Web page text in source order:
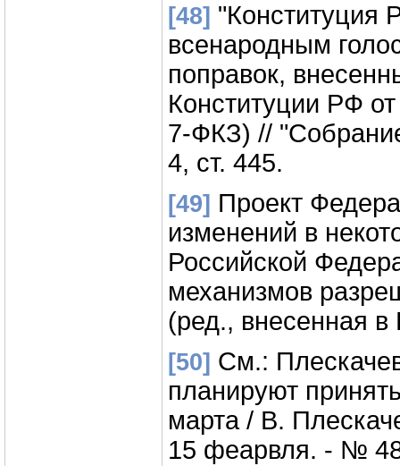
[48] "Конституция
всенародным
поправок,
Конституции РФ
7-ФКЗ) //
4, ст. 445.
[49] Проект
изменений в
Российской
механизмов
(ред., внесенная
[50] См.:
планируют
марта / В.
15 феарвля. - №